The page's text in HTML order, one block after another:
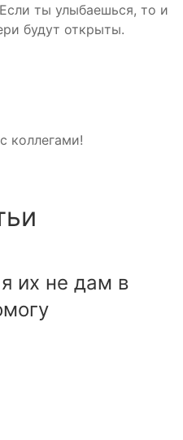
ты улыбаешься, то и
будут открыты.
коллегами!
их не дам в